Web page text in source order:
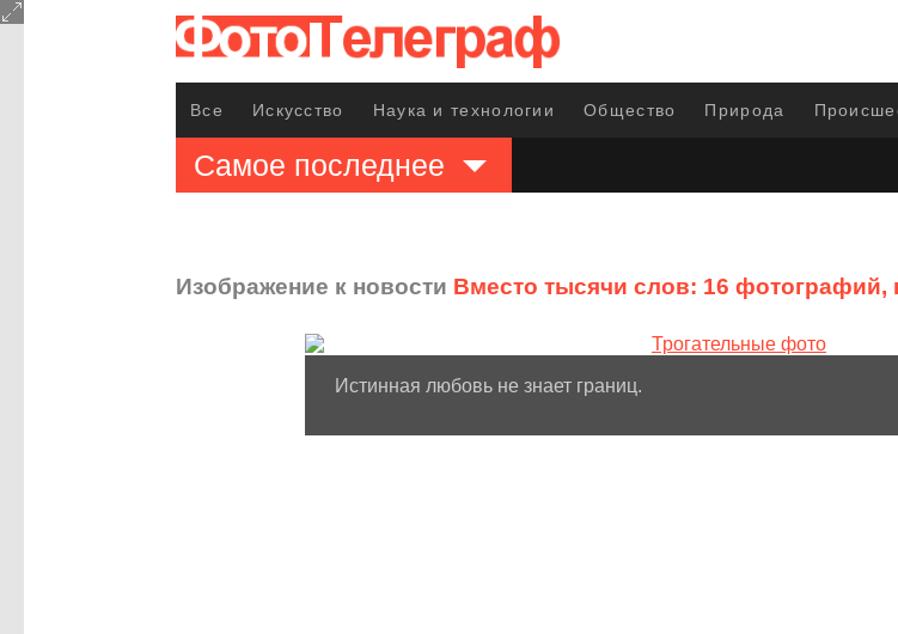
Все Искусство Наука и технологии Общество Природа
Самое последнее
Изображение к новости Вместо тысячи слов: 16 фотографий,
Истинная любовь не знает границ.